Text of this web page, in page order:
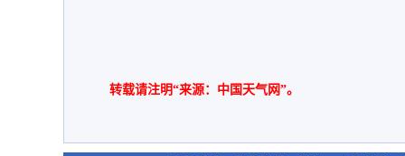
转载请注明“来源：中国天气网”。